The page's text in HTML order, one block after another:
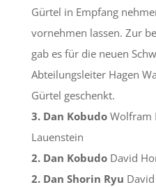
Gürtel in Empfang
vornehmen lassen. Zur
gab es für die neuen
Abteilungsleiter Hagen
Gürtel geschenkt.
3. Dan KobudoWolfram
Lauenstein
2. Dan KobudoDavid
2. Dan Shorin Ryu